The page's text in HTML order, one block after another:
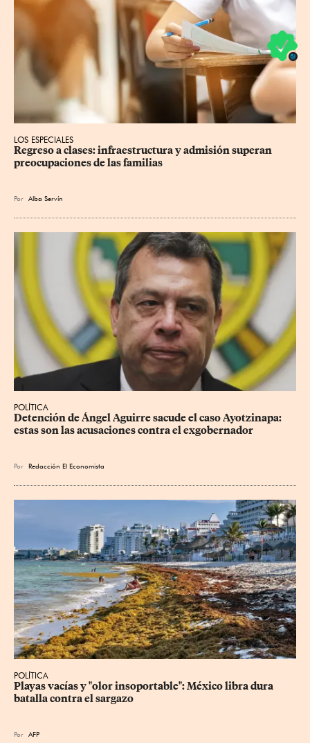
LOS ESPECIALES
Regreso a clases: infraestructura y admisión superan
preocupaciones de las familias
Por Alba Servín
POLÍTICA
Detención de Ángel Aguirre sacude el caso Ayotzinapa:
estas son las acusaciones contra el exgobernador
Por Redacción El Economista
POLÍTICA
Playas vacías y "olor insoportable": México libra dura
batalla contra el sargazo
Por AFP